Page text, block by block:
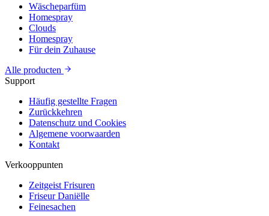
Wäscheparfüm
Homespray
Clouds
Homespray
Für dein Zuhause
Alle producten
Support
Häufig gestellte Fragen
Zurückkehren
Datenschutz und Cookies
Algemene voorwaarden
Kontakt
Verkooppunten
Zeitgeist Frisuren
Friseur Daniëlle
Feinesachen